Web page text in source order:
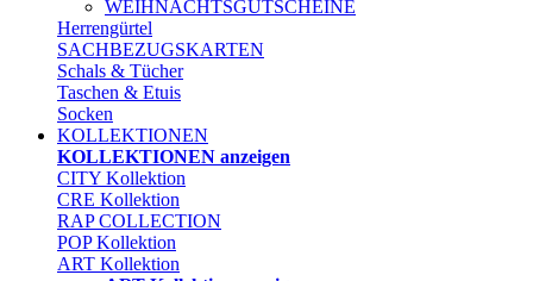
WEIHNACHTSGUTSCHEINE
Herrengürtel
SACHBEZUGSKARTEN
Schals & Tücher
Taschen & Etuis
Socken
KOLLEKTIONEN
KOLLEKTIONEN anzeigen
CITY Kollektion
CRE Kollektion
RAP COLLECTION
POP Kollektion
ART Kollektion